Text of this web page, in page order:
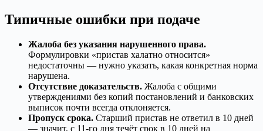
Типичные ошибки при подаче
Жалоба без указания нарушенного права.
Формулировки «пристав халатно относится»
недостаточны — нужно указать, какая конкретная норма
нарушена.
Отсутствие доказательств. Жалоба с общими
утверждениями без копий постановлений и банковских
выписок почти всегда отклоняется.
Пропуск срока. Старший пристав не ответил в 10 дней
— значит, с 11-го дня течёт срок в 10 дней на